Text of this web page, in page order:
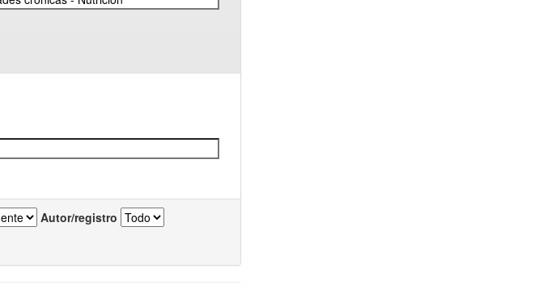
Autor/registro